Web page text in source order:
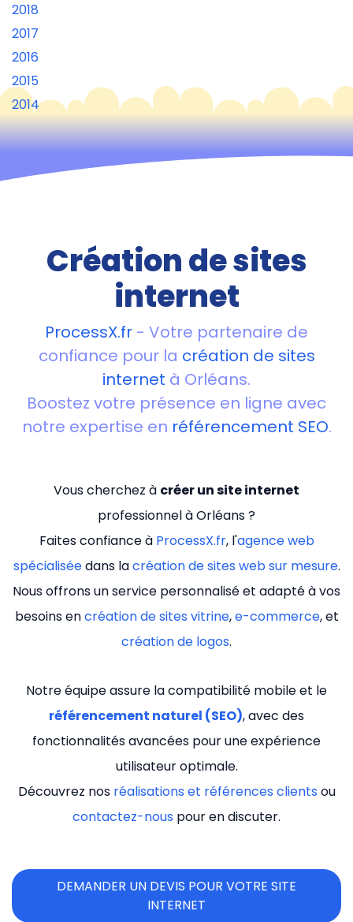
2018
2017
2016
2015
2014
Création de sites
internet
ProcessX.fr - Votre partenaire de
confiance pour la création de sites
internet à Orléans.
Boostez votre présence en ligne avec
notre expertise en référencement SEO.
Vous cherchez à créer un site internet
professionnel à Orléans ?
Faites confiance à ProcessX.fr, l'agence web
spécialiséedans lacréation de sites web sur mesure.
Nous offrons un service personnalisé et adapté à vos
besoins encréation de sites vitrine,e-commerce, et
création de logos.
Notre équipe assure la compatibilité mobile et le
référencement naturel (SEO), avec des
fonctionnalités avancées pour une expérience
utilisateur optimale.
Découvrez nos réalisations et références clients ou
contactez-nous pour en discuter.
DEMANDER UN DEVIS POUR VOTRE SITE
INTERNET